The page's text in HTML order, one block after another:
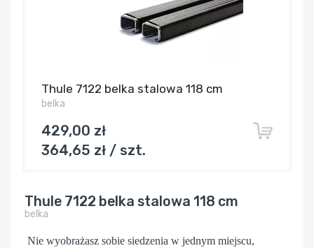
Thule 7122 belka stalowa 118 cm
belka
429,00 zł
364,65 zł / szt.
Thule 7122 belka stalowa 118 cm
belka
Nie wyobrażasz sobie siedzenia w jednym miejscu,